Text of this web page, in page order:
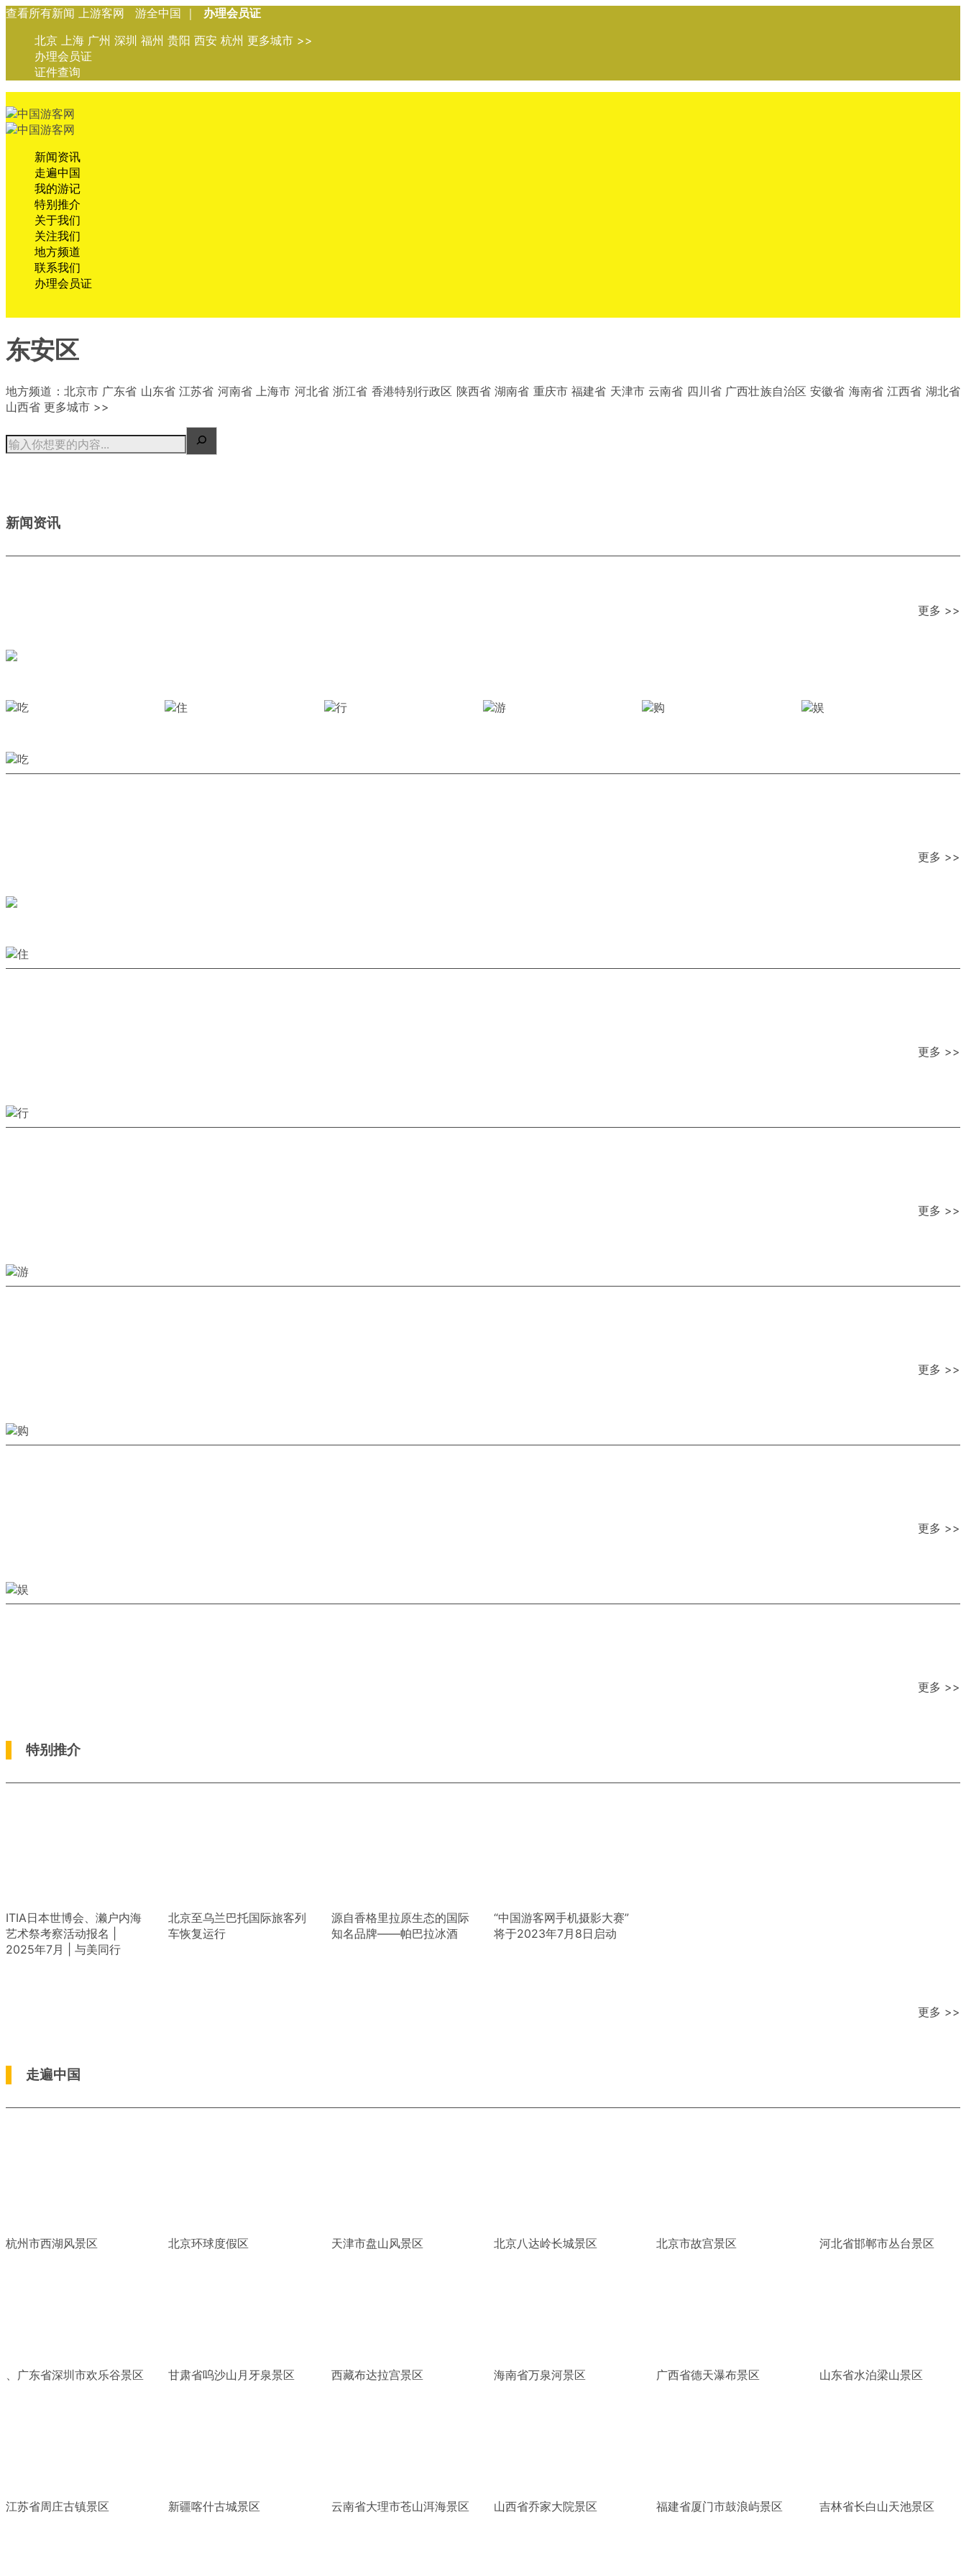
查看所有新闻 上游客网 游全中国 ｜
办理会员证
北京 上海 广州 深圳 福州 贵阳 西安 杭州 更多城市 >>
办理会员证
证件查询
新闻资讯
走遍中国
我的游记
特别推介
关于我们
关注我们
地方频道
联系我们
办理会员证
东安区
地方频道：北京市 广东省 山东省 江苏省 河南省 上海市 河北省 浙江省 香港特别行政区 陕西省 湖南省 重庆市 福建省 天津市 云南省 四川省 广西壮族自治区 安徽省 海南省 江西省 湖北省
山西省 更多城市 >>
新闻资讯
更多 >>
更多 >>
更多 >>
更多 >>
更多 >>
更多 >>
更多 >>
特别推介
ITIA日本世博会、濑户内海
艺术祭考察活动报名 |
2025年7月 | 与美同行
北京至乌兰巴托国际旅客列
车恢复运行
源自香格里拉原生态的国际
知名品牌——帕巴拉冰酒
“中国游客网手机摄影大赛”
将于2023年7月8日启动
更多 >>
走遍中国
杭州市西湖风景区 北京环球度假区 天津市盘山风景区 北京八达岭长城景区 北京市故宫景区 河北省邯郸市丛台景区
、广东省深圳市欢乐谷景区 甘肃省呜沙山月牙泉景区 西藏布达拉宫景区 海南省万泉河景区 广西省德天瀑布景区 山东省水泊梁山景区
江苏省周庄古镇景区 新疆喀什古城景区 云南省大理市苍山洱海景区 山西省乔家大院景区 福建省厦门市鼓浪屿景区 吉林省长白山天池景区